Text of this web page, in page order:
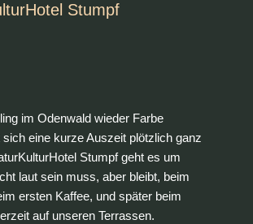
Stumpf
im Odenwald wieder Farbe
eine kurze Auszeit plötzlich ganz
Stumpf geht es um
laut sein muss, aber bleibt, beim
ersten Kaffee, und später beim
auf unseren Terrassen.